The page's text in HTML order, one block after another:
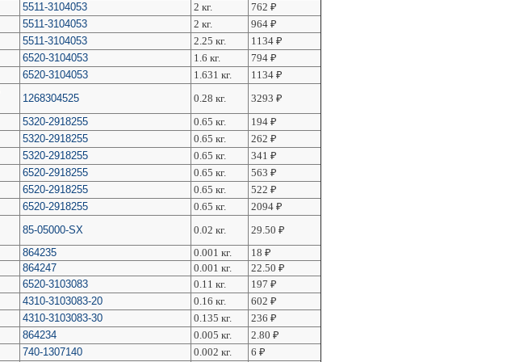
5511-3104053 2 кг. 762 ₽
5511-3104053 2 кг. 964 ₽
5511-3104053 2.25 кг. 1134 ₽
6520-3104053 1.6 кг. 794 ₽
6520-3104053 1.631 кг. 1134 ₽
1268304525 0.28 кг. 3293 ₽
5320-2918255 0.65 кг. 194 ₽
5320-2918255 0.65 кг. 262 ₽
5320-2918255 0.65 кг. 341 ₽
6520-2918255 0.65 кг. 563 ₽
6520-2918255 0.65 кг. 522 ₽
6520-2918255 0.65 кг. 2094 ₽
85-05000-SX 0.02 кг. 29.50 ₽
864235 0.001 кг. 18 ₽
864247 0.001 кг. 22.50 ₽
6520-3103083 0.11 кг. 197 ₽
4310-3103083-20 0.16 кг. 602 ₽
4310-3103083-30 0.135 кг. 236 ₽
864234 0.005 кг. 2.80 ₽
740-1307140 0.002 кг. 6 ₽